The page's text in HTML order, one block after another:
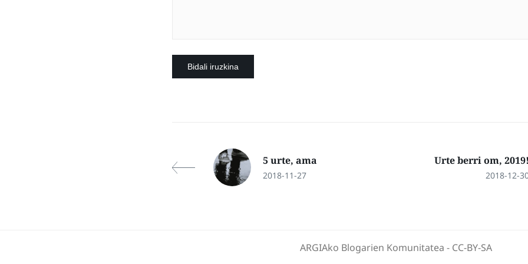
5 urte, ama
2018-11-27
Urte berri om,
2018-12-
ARGIAko Blogarien Komunitatea - CC-BY-SA